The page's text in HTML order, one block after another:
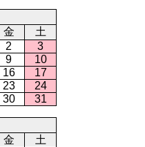
金
土
2
3
9
10
16
17
23
24
30 31
金
土